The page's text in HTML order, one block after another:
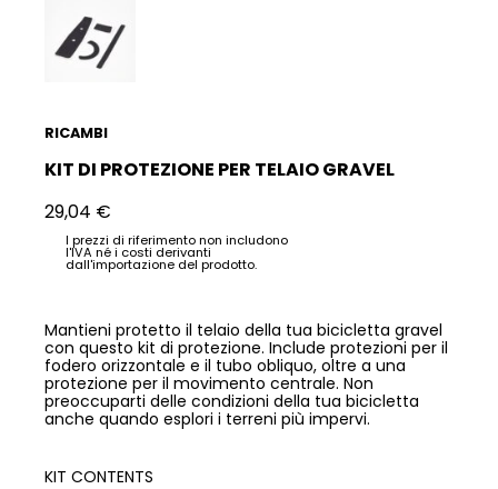
RICAMBI
KIT DI PROTEZIONE PER TELAIO GRAVEL
29,04 €
I prezzi di riferimento non includono
l'IVA né i costi derivanti
dall'importazione del prodotto.
Mantieni protetto il telaio della tua bicicletta gravel
con questo kit di protezione. Include protezioni per il
fodero orizzontale e il tubo obliquo, oltre a una
protezione per il movimento centrale. Non
preoccuparti delle condizioni della tua bicicletta
anche quando esplori i terreni più impervi.
KIT CONTENTS